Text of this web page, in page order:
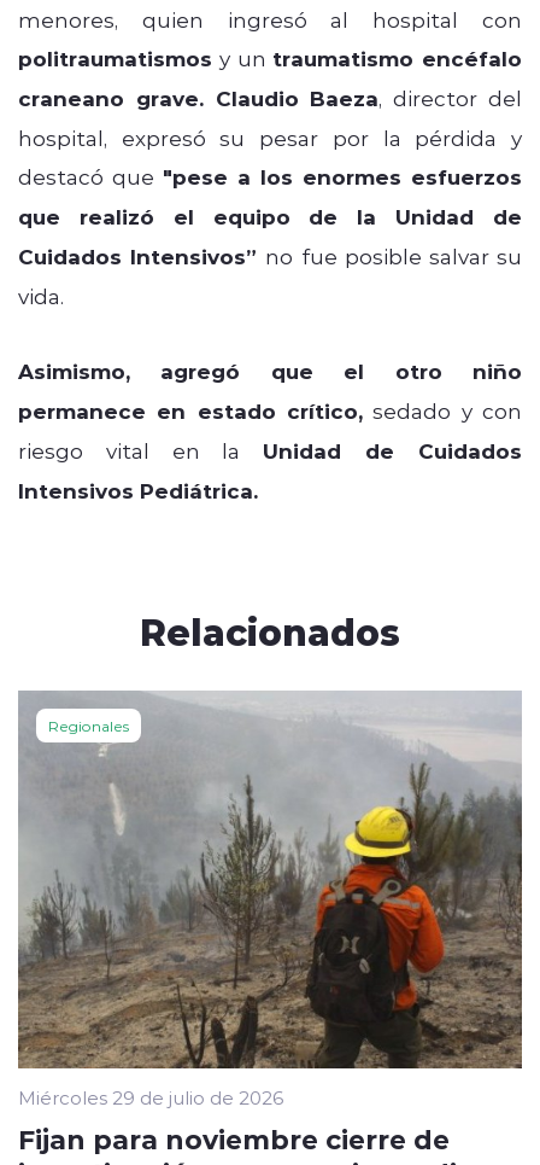
menores, quien ingresó al hospital con
politraumatismos y un traumatismo encéfalo
craneano grave.Claudio Baeza, director del
hospital, expresó su pesar por la pérdida y
destacó que "pese a los enormes esfuerzos
que realizó el equipo de la Unidad de
Cuidados Intensivos” no fue posible salvar su
vida.
Asimismo, agregó que el otro niño
permanece en estado crítico, sedado y con
riesgo vital en la Unidad de Cuidados
Intensivos Pediátrica.
Relacionados
Regionales
Miércoles 29 de julio de 2026
Fijan para noviembre cierre de